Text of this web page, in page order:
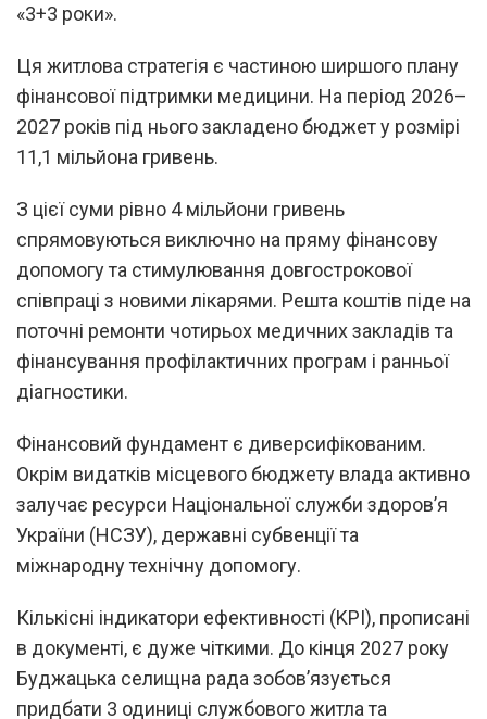
«3+3 роки».
Ця житлова стратегія є частиною ширшого плану
фінансової підтримки медицини. На період 2026–
2027 років під нього закладено бюджет у розмірі
11,1 мільйона гривень.
З цієї суми рівно 4 мільйони гривень
спрямовуються виключно на пряму фінансову
допомогу та стимулювання довгострокової
співпраці з новими лікарями. Решта коштів піде на
поточні ремонти чотирьох медичних закладів та
фінансування профілактичних програм і ранньої
діагностики.
Фінансовий фундамент є диверсифікованим.
Окрім видатків місцевого бюджету влада активно
залучає ресурси Національної служби здоров’я
України (НСЗУ), державні субвенції та
міжнародну технічну допомогу.
Кількісні індикатори ефективності (KPI), прописані
в документі, є дуже чіткими. До кінця 2027 року
Буджацька селищна рада зобов’язується
придбати 3 одиниці службового житла та